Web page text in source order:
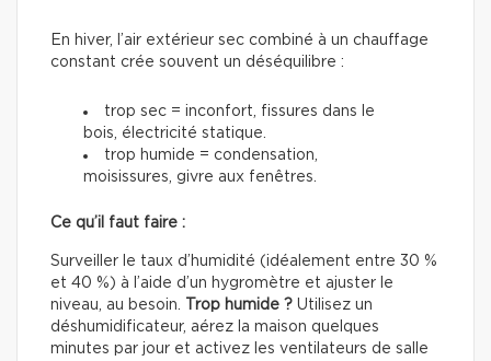
En hiver, l’air extérieur sec combiné à un chauffage
constant crée souvent un déséquilibre :
trop sec = inconfort, fissures dans le
bois, électricité statique.
trop humide = condensation,
moisissures, givre aux fenêtres.
Ce qu’il faut faire :
Surveiller le taux d’humidité (idéalement entre 30 %
et 40 %) à l’aide d’un hygromètre et ajuster le
niveau, au besoin.
Trop humide ? Utilisez un
déshumidificateur, aérez la maison quelques
minutes par jour et activez les ventilateurs de salle